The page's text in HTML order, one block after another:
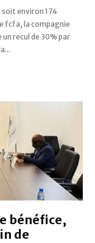
bénéfice,
de